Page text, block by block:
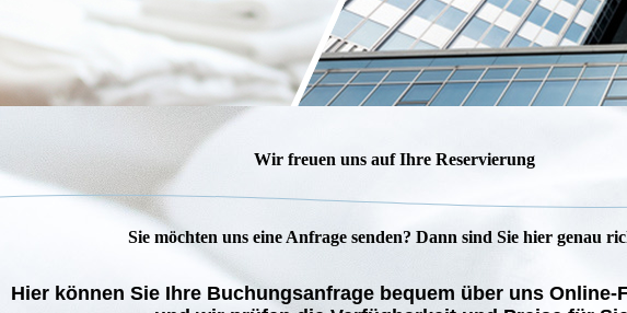
Wir freuen uns auf Ihre Reservierung
Sie möchten uns eine Anfrage senden? Dann sind Sie hier genau
Hier können Sie Ihre Buchungsanfrage bequem über uns Online-